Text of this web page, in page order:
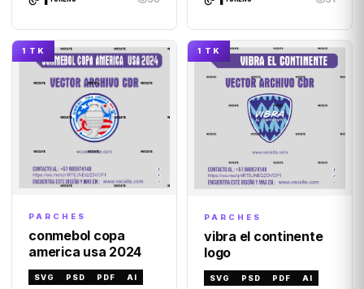
1 TK
PARCHES
conmebol copa
america usa 2024
SVG PSD PDF AI
1 TK
PARCHES
vibra el continente
logo
SVG PSD PDF AI